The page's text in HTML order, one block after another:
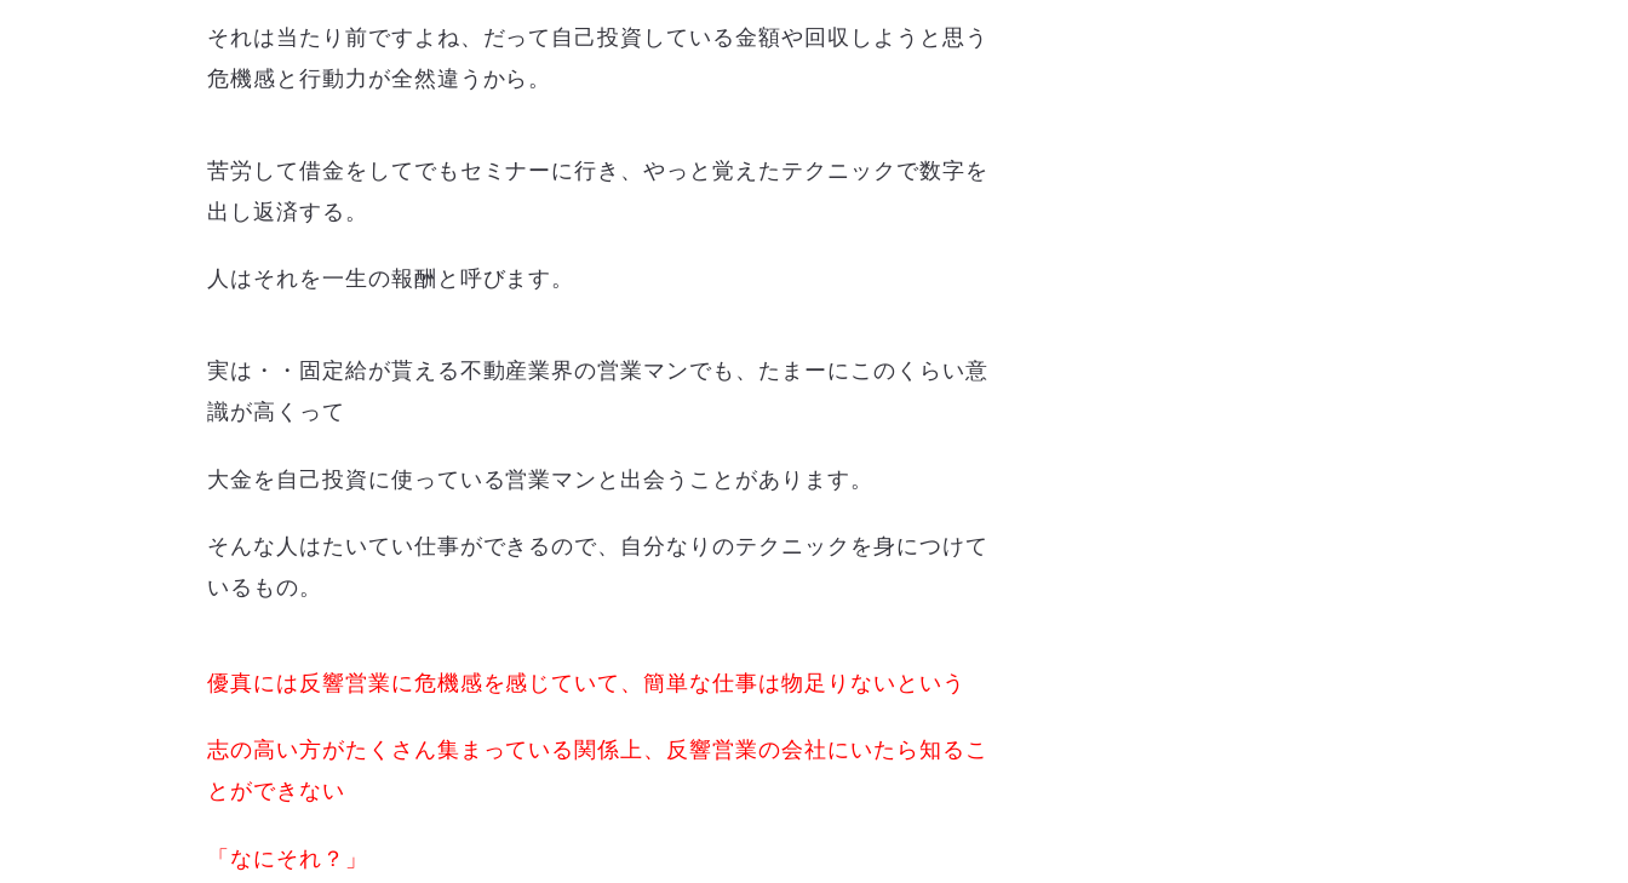
それは当たり前ですよね、だって自己投資している金額や回収しようと思う
危機感と行動力が全然違うから。
苦労して借金をしてでもセミナーに行き、やっと覚えたテクニックで数字を
出し返済する。
人はそれを一生の報酬と呼びます。
実は・・固定給が貰える不動産業界の営業マンでも、たまーにこのくらい意
識が高くって
大金を自己投資に使っている営業マンと出会うことがあります。
そんな人はたいてい仕事ができるので、自分なりのテクニックを身につけて
いるもの。
優真には反響営業に危機感を感じていて、簡単な仕事は物足りないという
志の高い方がたくさん集まっている関係上、 反響営業の会社にいたら知るこ
とができない
「なにそれ？」